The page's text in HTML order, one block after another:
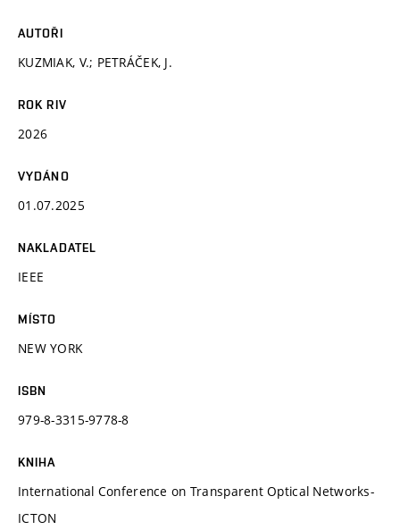
AUTOŘI
KUZMIAK, V.; PETRÁČEK, J.
ROK RIV
2026
VYDÁNO
01.07.2025
NAKLADATEL
IEEE
MÍSTO
NEW YORK
ISBN
979-8-3315-9778-8
KNIHA
International Conference on Transparent Optical Networks-
ICTON